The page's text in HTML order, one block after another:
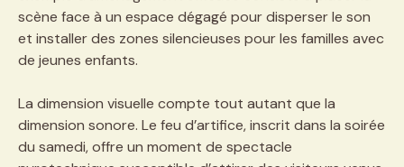
scène face à un espace dégagé pour disperser le son
et installer des zones silencieuses pour les familles avec
de jeunes enfants.
La dimension visuelle compte tout autant que la
dimension sonore. Le feu d’artifice, inscrit dans la soirée
du samedi, offre un moment de spectacle